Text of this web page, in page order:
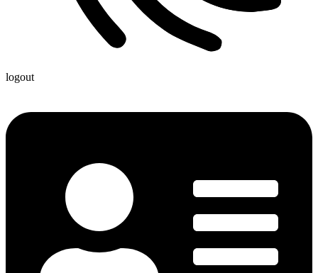
logout